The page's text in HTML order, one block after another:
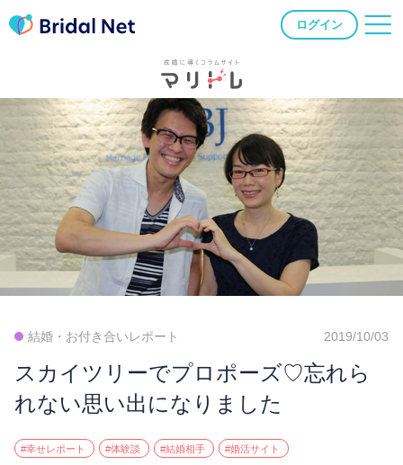
ログイン
結婚・お付き合いレポート 2019/10/03
スカイツリーでプロポーズ♡忘れら
れない思い出になりました
#幸せレポート #体験談 #結婚相手 #婚活サイト